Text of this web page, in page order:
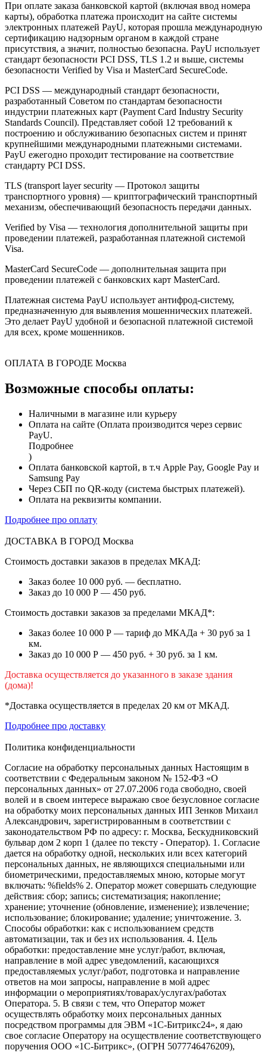
При оплате заказа банковской картой (включая ввод номера
карты), обработка платежа происходит на сайте системы
электронных платежей PayU, которая прошла международную
сертификацию надзорным органом в каждой стране
присутствия, а значит, полностью безопасна. PayU использует
стандарт безопасности PCI DSS, TLS 1.2 и выше, системы
безопасности Verified by Visa и MasterCard SecureCode.
PCI DSS — международный стандарт безопасности,
разработанный Советом по стандартам безопасности
индустрии платежных карт (Payment Card Industry Security
Standards Council). Представляет собой 12 требований к
построению и обслуживанию безопасных систем и принят
крупнейшими международными платежными системами.
PayU ежегодно проходит тестирование на соответствие
стандарту PCI DSS.
TLS (transport layer security — Протокол защиты
транспортного уровня) — криптографический транспортный
механизм, обеспечивающий безопасность передачи данных.
Verified by Visa — технология дополнительной защиты при
проведении платежей, разработанная платежной системой
Visa.
MasterCard SecureCode — дополнительная защита при
проведении платежей с банковских карт MasterCard.
Платежная система PayU использует антифрод-систему,
предназначенную для выявления мошеннических платежей.
Это делает PayU удобной и безопасной платежной системой
для всех, кроме мошенников.
ОПЛАТА В ГОРОДЕ Москва
Возможные способы оплаты:
Наличными в магазине или курьеру
Оплата на сайте (Оплата производится через сервис
PayU.
Подробнее
)
Оплата банковской картой, в т.ч Apple Pay, Google Pay и
Samsung Pay
Через СБП по QR-коду (система быстрых платежей).
Оплата на реквизиты компании.
Подробнее про оплату
ДОСТАВКА В ГОРОД Москва
Стоимость доставки заказов в пределах МКАД:
Заказ более 10 000 руб. — бесплатно.
Заказ до 10 000 Р — 450 руб.
Стоимость доставки заказов за пределами МКАД*:
Заказ более 10 000 Р — тариф до МКАДа + 30 руб за 1
км.
Заказ до 10 000 Р — 450 руб. + 30 руб. за 1 км.
Доставка осуществляется до указанного в заказе здания
(дома)!
*Доставка осуществляется в пределах 20 км от МКАД.
Подробнее про доставку
Политика конфиденциальности
Согласие на обработку персональных данных Настоящим в
соответствии с Федеральным законом № 152-ФЗ «О
персональных данных» от 27.07.2006 года свободно, своей
волей и в своем интересе выражаю свое безусловное согласие
на обработку моих персональных данных ИП Зенков Михаил
Александрович, зарегистрированным в соответствии с
законодательством РФ по адресу: г. Москва, Бескудниковский
бульвар дом 2 корп 1 (далее по тексту - Оператор). 1. Согласие
дается на обработку одной, нескольких или всех категорий
персональных данных, не являющихся специальными или
биометрическими, предоставляемых мною, которые могут
включать: %fields% 2. Оператор может совершать следующие
действия: сбор; запись; систематизация; накопление;
хранение; уточнение (обновление, изменение); извлечение;
использование; блокирование; удаление; уничтожение. 3.
Способы обработки: как с использованием средств
автоматизации, так и без их использования. 4. Цель
обработки: предоставление мне услуг/работ, включая,
направление в мой адрес уведомлений, касающихся
предоставляемых услуг/работ, подготовка и направление
ответов на мои запросы, направление в мой адрес
информации о мероприятиях/товарах/услугах/работах
Оператора. 5. В связи с тем, что Оператор может
осуществлять обработку моих персональных данных
посредством программы для ЭВМ «1С-Битрикс24», я даю
свое согласие Оператору на осуществление соответствующего
поручения ООО «1С-Битрикс», (ОГРН 5077746476209),